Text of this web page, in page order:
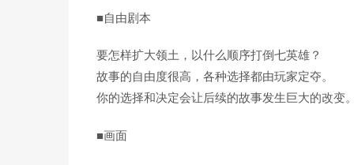
■自由剧本
要怎样扩大领土，以什么顺序打倒七英雄？
故事的自由度很高，各种选择都由玩家定夺。
你的选择和决定会让后续的故事发生巨大的改变。
■画面